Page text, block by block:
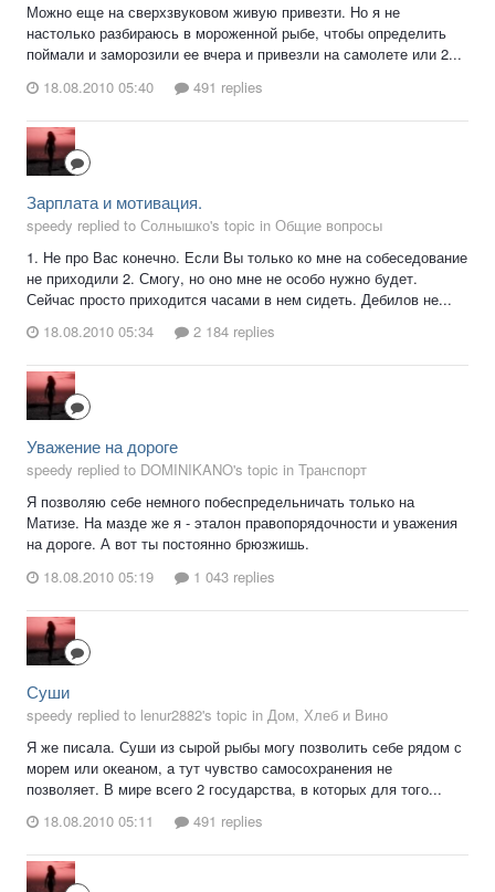
Можно еще на сверхзвуковом живую привезти. Но я не
настолько разбираюсь в мороженной рыбе, чтобы определить
поймали и заморозили ее вчера и привезли на самолете или 2...
18.08.2010 05:40
491 replies
Зарплата и мотивация.
speedy replied to Солнышко's topic in Общие вопросы
1. Не про Вас конечно. Если Вы только ко мне на собеседование
не приходили 2. Смогу, но оно мне не особо нужно будет.
Сейчас просто приходится часами в нем сидеть. Дебилов не...
18.08.2010 05:34
2 184 replies
Уважение на дороге
speedy replied to DOMINIKANO's topic in Транспорт
Я позволяю себе немного побеспредельничать только на
Матизе. На мазде же я - эталон правопорядочности и уважения
на дороге. А вот ты постоянно брюзжишь.
18.08.2010 05:19
1 043 replies
Суши
speedy replied to lenur2882's topic in Дом, Хлеб и Вино
Я же писала. Суши из сырой рыбы могу позволить себе рядом с
морем или океаном, а тут чувство самосохранения не
позволяет. В мире всего 2 государства, в которых для того...
18.08.2010 05:11
491 replies